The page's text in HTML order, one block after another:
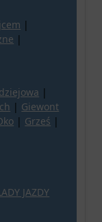
|
|
|
| Giewont
| Grześ |
JAZDY